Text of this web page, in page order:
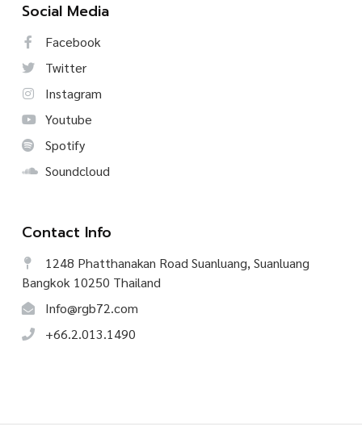
Social Media
Facebook
Twitter
Instagram
Youtube
Spotify
Soundcloud
Contact Info
1248 Phatthanakan Road Suanluang, Suanluang
Bangkok 10250 Thailand
Info@rgb72.com
+66.2.013.1490